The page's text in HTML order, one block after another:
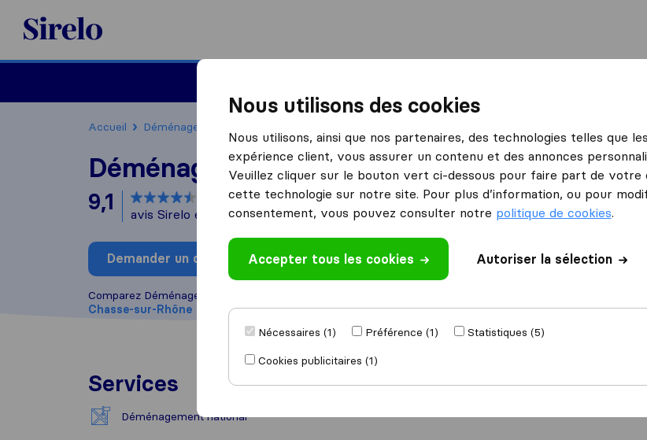
Sirelo.fr
Accueil Déménageurs France
Déménagement D.O.R
9,1 basé sur97
avis Sirelo et Google
i
Demander un devis Rédiger un avis
Comparez Déménagement D.O.R avec d'autres
Chasse-sur-Rhône
Ce que disent les clients
Ne prend pas soin des biens
Services
Déménagement national
Nous utilisons des cookies
Nous utilisons, ainsi que nos partenaires, des technologies telles que
expérience client, vous assurer un contenu et des annonces
Veuillez cliquer sur le bouton vert ci-dessous pour faire part de votre
cette technologie sur notre site. Pour plus d’information, ou pour
consentement, vous pouvez consulter notre politique de cookies.
Accepter tous les cookies Autoriser la sélection
Nécessaires (1) Préférence (1)
Statistiques (5)
Cookies publicitaires (1)